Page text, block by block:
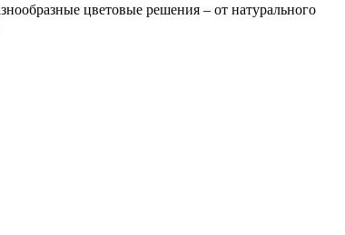
цветовые решения – от натурального